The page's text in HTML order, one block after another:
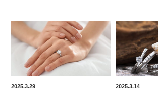
2025.3.29 2025.3.14